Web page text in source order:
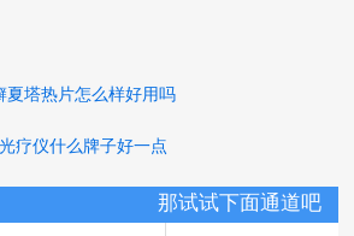
夏塔热片怎么样好用吗
疗仪什么牌子好一点
那试试下面通道吧